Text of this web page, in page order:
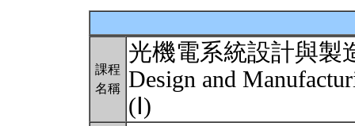
課程
名稱
光機電系統設計與製
Design and
(Ⅰ)